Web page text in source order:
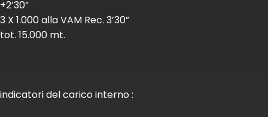
+2’30”
3 X 1.000 alla VAM Rec. 3’30”
tot. 15.000 mt.
indicatori del carico interno :